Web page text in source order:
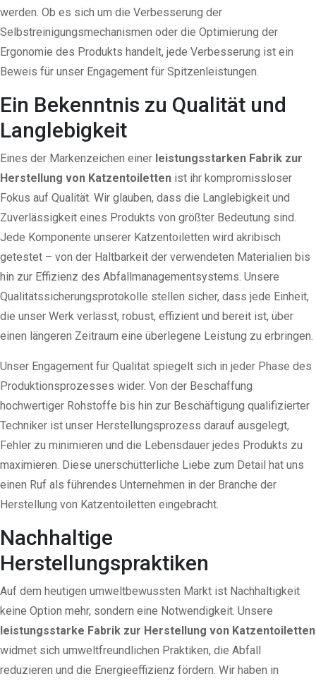
werden. Ob es sich um die Verbesserung der
Selbstreinigungsmechanismen oder die Optimierung der
Ergonomie des Produkts handelt, jede Verbesserung ist ein
Beweis für unser Engagement für Spitzenleistungen.
Ein Bekenntnis zu Qualität und
Langlebigkeit
Eines der Markenzeichen einer leistungsstarken Fabrik zur
Herstellung von Katzentoiletten ist ihr kompromissloser
Fokus auf Qualität. Wir glauben, dass die Langlebigkeit und
Zuverlässigkeit eines Produkts von größter Bedeutung sind.
Jede Komponente unserer Katzentoiletten wird akribisch
getestet – von der Haltbarkeit der verwendeten Materialien bis
hin zur Effizienz des Abfallmanagementsystems. Unsere
Qualitätssicherungsprotokolle stellen sicher, dass jede Einheit,
die unser Werk verlässt, robust, effizient und bereit ist, über
einen längeren Zeitraum eine überlegene Leistung zu erbringen.
Unser Engagement für Qualität spiegelt sich in jeder Phase des
Produktionsprozesses wider. Von der Beschaffung
hochwertiger Rohstoffe bis hin zur Beschäftigung qualifizierter
Techniker ist unser Herstellungsprozess darauf ausgelegt,
Fehler zu minimieren und die Lebensdauer jedes Produkts zu
maximieren. Diese unerschütterliche Liebe zum Detail hat uns
einen Ruf als führendes Unternehmen in der Branche der
Herstellung von Katzentoiletten eingebracht.
Nachhaltige
Herstellungspraktiken
Auf dem heutigen umweltbewussten Markt ist Nachhaltigkeit
keine Option mehr, sondern eine Notwendigkeit. Unsere
leistungsstarke Fabrik zur Herstellung von Katzentoiletten
widmet sich umweltfreundlichen Praktiken, die Abfall
reduzieren und die Energieeffizienz fördern. Wir haben in